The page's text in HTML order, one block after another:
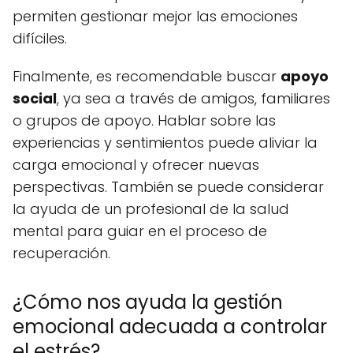
permiten gestionar mejor las emociones
difíciles.
Finalmente, es recomendable buscar apoyo
social, ya sea a través de amigos, familiares
o grupos de apoyo. Hablar sobre las
experiencias y sentimientos puede aliviar la
carga emocional y ofrecer nuevas
perspectivas. También se puede considerar
la ayuda de un profesional de la salud
mental para guiar en el proceso de
recuperación.
¿Cómo nos ayuda la gestión
emocional adecuada a controlar